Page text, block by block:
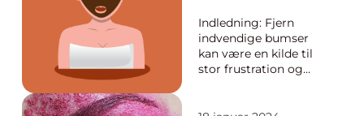
heder og
forebyggelse
Indledning: Fjern
indvendige bumser
kan være en kilde til
stor frustration og